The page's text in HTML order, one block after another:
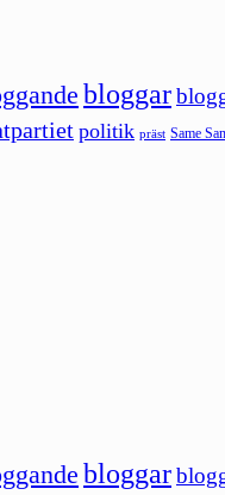
bloggar
politik präst Same
bloggar